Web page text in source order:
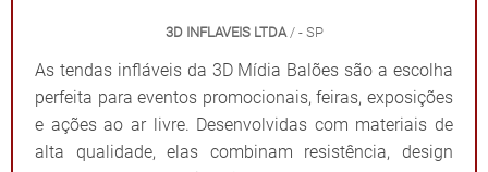
3D INFLAVEIS LTDA/ - SP
As tendas infláveis da 3D Mídia Balões são a escolha
perfeita para eventos promocionais, feiras, exposições
e ações ao ar livre. Desenvolvidas com materiais de
alta qualidade, elas combinam resistência, design